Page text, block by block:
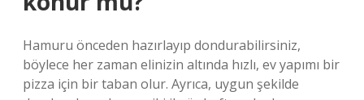
Hamuru önceden hazırlayıp dondurabilirsiniz,
böylece her zaman elinizin altında hızlı, ev yapımı bir
pizza için bir taban olur. Ayrıca, uygun şekilde